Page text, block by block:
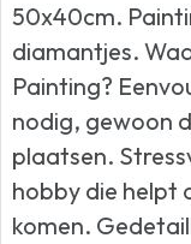
50x40cm.
diamantjes.
Painting?
nodig, gewoon
plaatsen.
hobby die helpt
komen.